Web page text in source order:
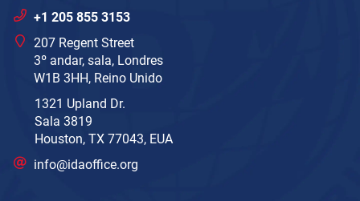
+1 205 855 3153
207 Regent Street
3º andar, sala, Londres
W1B 3HH, Reino Unido
1321 Upland Dr.
Sala 3819
Houston, TX 77043, EUA
info@idaoffice.org